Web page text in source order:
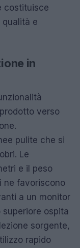
costituisce
e
in
verso
pulite che si
Le
e il peso
ne favoriscono
a un monitor
ospita
sorgente,
rapido